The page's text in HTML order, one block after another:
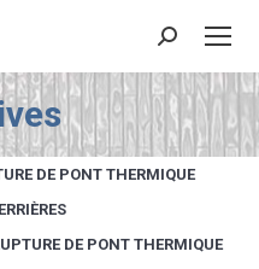
Recherche
:
ici :
DE PONT THERMIQUE
DE PONT THERMIQUE